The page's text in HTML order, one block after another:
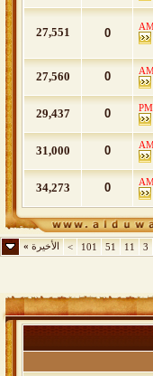
0
27,551
0
27,560
0
29,437
0
31,000
0
34,273
3
11
51
101
> الأخيرة»